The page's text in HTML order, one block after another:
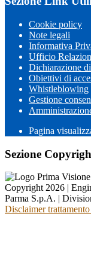
Cookie policy
Note legali
Informativa
Ufficio
Dichiarazione
Obiettivi di
Whistleblowing
Gestione
Pagina
Sezione
Copyright 2026 |
Parma S.p.A. |
Disclaimer